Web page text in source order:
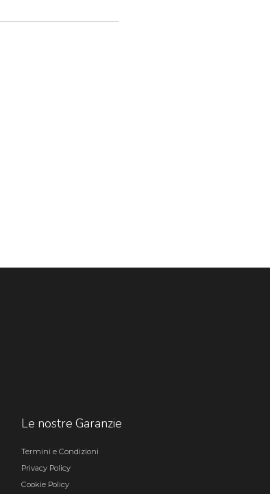
Le nostre Garanzie
Termini e Condizioni
Privacy Policy
Cookie Policy